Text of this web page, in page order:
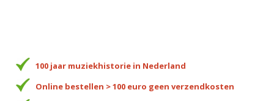
100 jaar muziekhistorie in Nederland
Online bestellen > 100 euro geen verzendkosten